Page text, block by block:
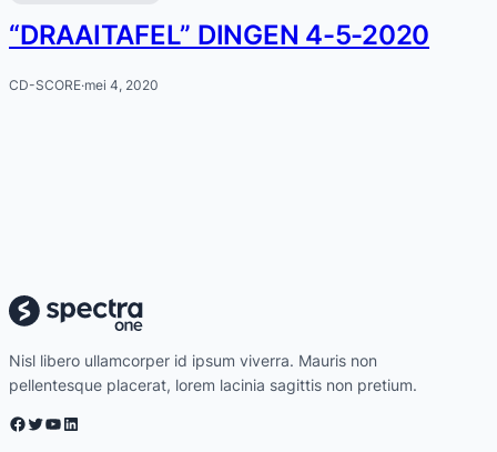
“DRAAITAFEL” DINGEN 4-5-2020
CD-SCORE·mei 4, 2020
Nisl libero ullamcorper id ipsum viverra. Mauris non
pellentesque placerat, lorem lacinia sagittis non pretium.
Facebook Twitter YouTube LinkedIn